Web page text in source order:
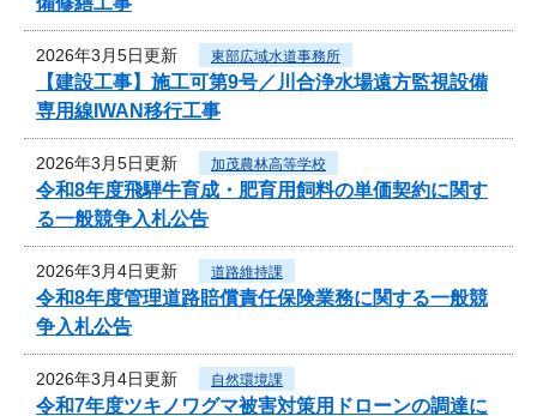
2026年3月5日更新 東部広域水道事務所
【建設工事】施工可第9号／川合浄水場遠方監視設備
専用線IWAN移行工事
2026年3月5日更新 加茂農林高等学校
令和8年度飛騨牛育成・肥育用飼料の単価契約に関す
る一般競争入札公告
2026年3月4日更新 道路維持課
令和8年度管理道路賠償責任保険業務に関する一般競
争入札公告
2026年3月4日更新 自然環境課
令和7年度ツキノワグマ被害対策用ドローンの調達に